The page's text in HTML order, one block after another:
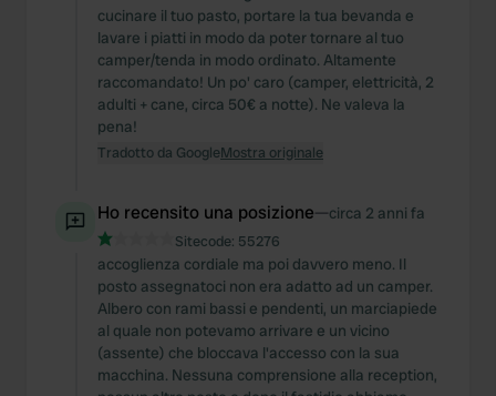
cucinare il tuo pasto, portare la tua bevanda e
lavare i piatti in modo da poter tornare al tuo
camper/tenda in modo ordinato. Altamente
raccomandato! Un po' caro (camper, elettricità, 2
adulti + cane, circa 50€ a notte). Ne valeva la
pena!
Tradotto da GoogleMostra originale
Ho recensito una posizione—circa 2 anni fa
Sitecode: 55276
accoglienza cordiale ma poi davvero meno. Il
posto assegnatoci non era adatto ad un camper.
Albero con rami bassi e pendenti, un marciapiede
al quale non potevamo arrivare e un vicino
(assente) che bloccava l'accesso con la sua
macchina. Nessuna comprensione alla reception,